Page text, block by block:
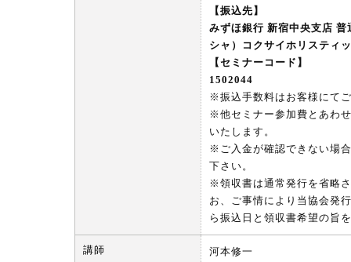
【振込先】
みずほ銀行 新宿中央支店 普
シャ）コクサイホリスティ
【セミナーコード】
1502044
※振込手数料はお客様にて
※他セミナー参加費とあわ
いたします。
※ご入金が確認できない場
下さい。
※領収書は通常発行を省略
お、ご事情により当協会発
ら振込日と領収書希望の旨
講師
河本修一